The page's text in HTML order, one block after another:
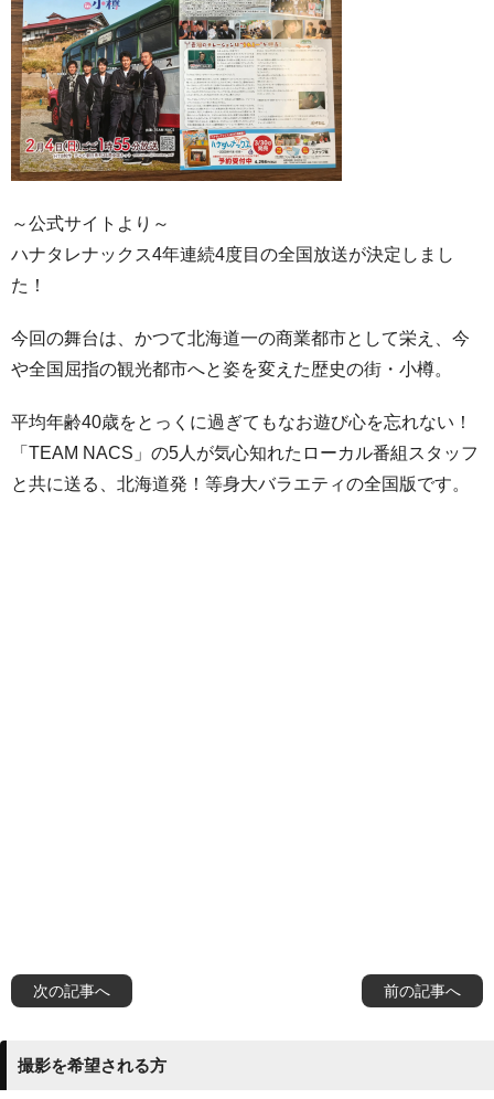
～公式サイトより～
ハナタレナックス4年連続4度目の全国放送が決定しまし
た！
今回の舞台は、かつて北海道一の商業都市として栄え、今
や全国屈指の観光都市へと姿を変えた歴史の街・小樽。
平均年齢40歳をとっくに過ぎてもなお遊び心を忘れない！
「TEAM NACS」の5人が気心知れたローカル番組スタッフ
と共に送る、北海道発！等身大バラエティの全国版です。
前の記事へ
次の記事へ
撮影を希望される方